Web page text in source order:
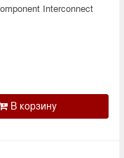
Interconnect